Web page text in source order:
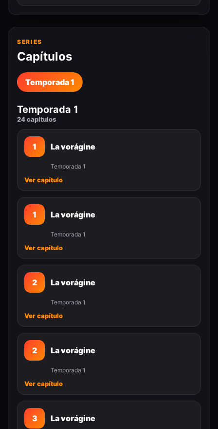
SERIES
Capítulos
Temporada 1
Temporada 1
24 capítulos
1 La vorágine
Temporada 1
Ver capítulo
1 La vorágine
Temporada 1
Ver capítulo
2 La vorágine
Temporada 1
Ver capítulo
2 La vorágine
Temporada 1
Ver capítulo
3 La vorágine